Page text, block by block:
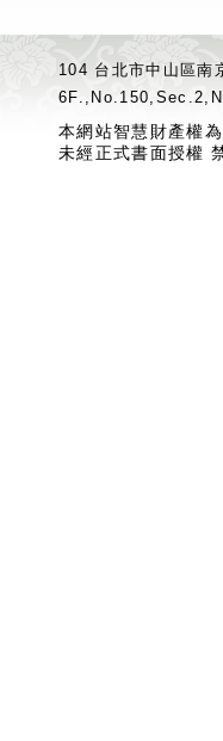
104 台北市中山區
本網站智慧財產權
未經正式書面授權